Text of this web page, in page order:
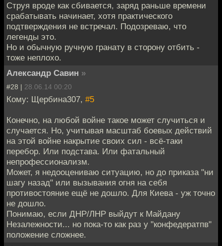
Струя вроде как сбивается, заряд раньше времени
срабатывать начинает, хотя практического
подтверждения не встречал. Подозреваю, что
легенды это.
Но и обычную ручную гранату в сторону отбить -
тоже неплохо.
Александр Савин »
#28 | 28.06.14 00:20
Кому: Щербина307, #5
Конечно, на любой войне такое может случиться и
случается. Но, учитывая масштаб боевых действий
на этой войне накрытие своих сил - всё-таки
перебор. Или подстава. Или фатальный
непрофессионализм.
Может, я недооцениваю ситуацию, но до приказа "ни
шагу назад" или вызывания огня на себя
противостояние ещё не дошло. Для Киева - уж точно
не дошло.
Понимаю, если ДНР/ЛНР выйдут к Майдану
Незалежности... но пока-то как раз у "конфедератпв"
положение сложнее.